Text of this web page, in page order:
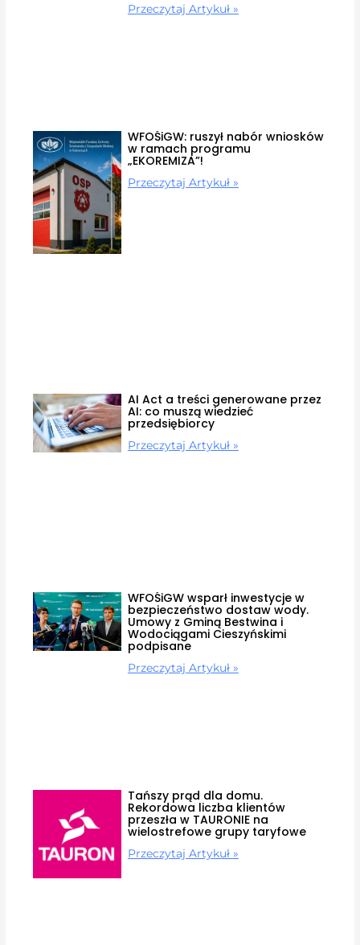
Przeczytaj Artykuł »
WFOŚiGW: ruszył nabór wniosków
w ramach programu
„EKOREMIZA”!
Przeczytaj Artykuł »
AI Act a treści generowane przez
AI: co muszą wiedzieć
przedsiębiorcy
Przeczytaj Artykuł »
WFOŚiGW wsparł inwestycje w
bezpieczeństwo dostaw wody.
Umowy z Gminą Bestwina i
Wodociągami Cieszyńskimi
podpisane
Przeczytaj Artykuł »
Tańszy prąd dla domu.
Rekordowa liczba klientów
przeszła w TAURONIE na
wielostrefowe grupy taryfowe
Przeczytaj Artykuł »